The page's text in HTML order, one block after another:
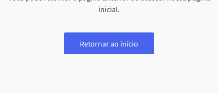
inicial.
Retornar ao início